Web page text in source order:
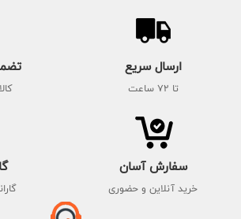
ارسال سریع
تا 72 ساعت
سفارش آسان
خرید آنلاین و حضوری